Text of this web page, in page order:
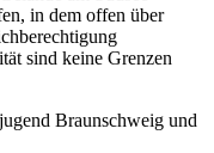
in dem offen über
sind keine Grenzen
Braunschweig und